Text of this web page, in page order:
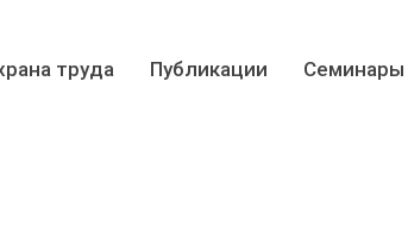
труда Публикации Семинары